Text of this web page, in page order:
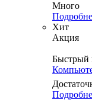
Много
Хит
Акция
Быстрый